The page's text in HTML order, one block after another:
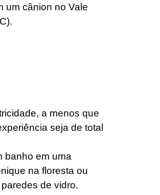
um cânion no Vale
a menos que
seja de total
banho em uma
na floresta ou
de vidro.